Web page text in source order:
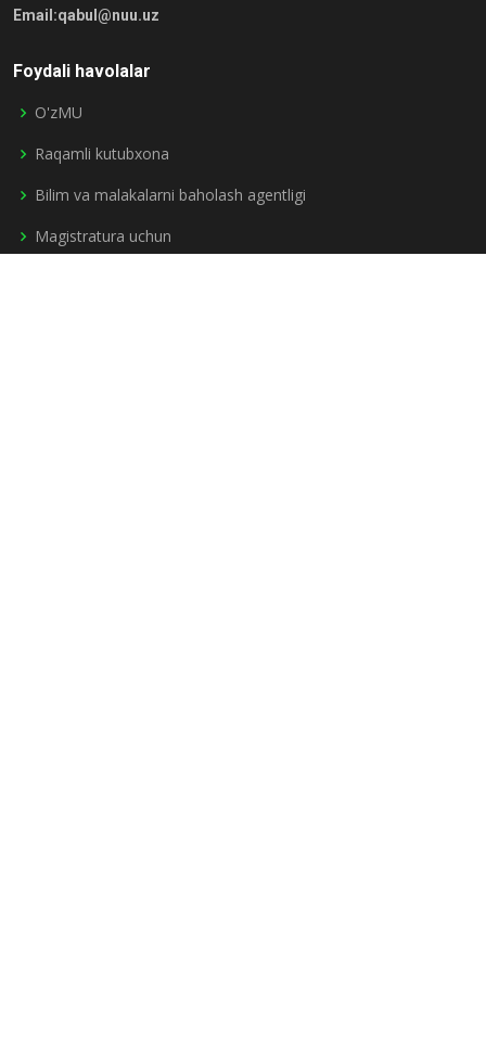
Email:qabul@nuu.uz
Foydali havolalar
O'zMU
Raqamli kutubxona
Bilim va malakalarni baholash agentligi
Magistratura uchun